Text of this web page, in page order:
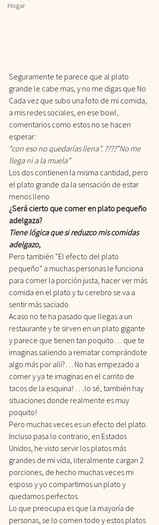
Hogar
Seguramente te parece que al plato
grande le cabe mas, y no me digas que No
Cada vez que subo una foto de mi comida,
a mis redes sociales, en ese bowl,
comentarios como estos no se hacen
esperar:
“con eso no quedarías llena”. ????”No me
llega ni a la muela”
Los dos contienen la misma cantidad, pero
el plato grande da la sensación de estar
menos lleno
¿Será cierto que comer en plato pequeño
adelgaza?
Tiene lógica que si reduzco mis comidas
adelgazo,
Pero también “El efecto del plato
pequeño” a muchas personas le funciona
para comer la porción justa, hacer ver más
comida en el plato y tu cerebro se va a
sentir más saciado.
Acaso no te ha pasado que llegas a un
restaurante y te sirven en un plato gigante
y parece que tienen tan poquito… que te
imaginas saliendo a rematar comprándote
algo más por allí?… No has empezado a
comer y ya te imaginas en el carrito de
tacos de la esquina! ….lo sé, también hay
situaciones donde realmente es muy
poquito!
Pero muchas veces es un efecto del plato.
Incluso pasa lo contrario, en Estados
Unidos, he visto servir los platos más
grandes de mi vida, literalmente cargan 2
porciones, de hecho muchas veces mi
esposo y yo compartimos un plato y
quedamos perfectos.
Lo que preocupa es que la mayoría de
personas, se lo comen todo y estos platos